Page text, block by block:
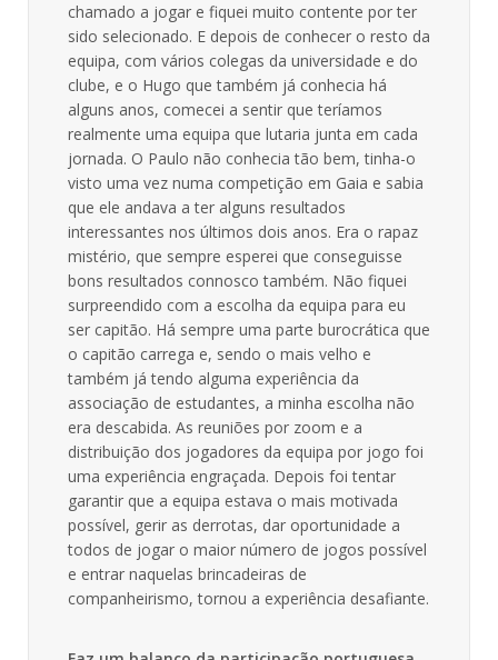
chamado a jogar e fiquei muito contente por ter
sido selecionado. E depois de conhecer o resto da
equipa, com vários colegas da universidade e do
clube, e o Hugo que também já conhecia há
alguns anos, comecei a sentir que teríamos
realmente uma equipa que lutaria junta em cada
jornada. O Paulo não conhecia tão bem, tinha-o
visto uma vez numa competição em Gaia e sabia
que ele andava a ter alguns resultados
interessantes nos últimos dois anos. Era o rapaz
mistério, que sempre esperei que conseguisse
bons resultados connosco também. Não fiquei
surpreendido com a escolha da equipa para eu
ser capitão. Há sempre uma parte burocrática que
o capitão carrega e, sendo o mais velho e
também já tendo alguma experiência da
associação de estudantes, a minha escolha não
era descabida. As reuniões por zoom e a
distribuição dos jogadores da equipa por jogo foi
uma experiência engraçada. Depois foi tentar
garantir que a equipa estava o mais motivada
possível, gerir as derrotas, dar oportunidade a
todos de jogar o maior número de jogos possível
e entrar naquelas brincadeiras de
companheirismo, tornou a experiência desafiante.